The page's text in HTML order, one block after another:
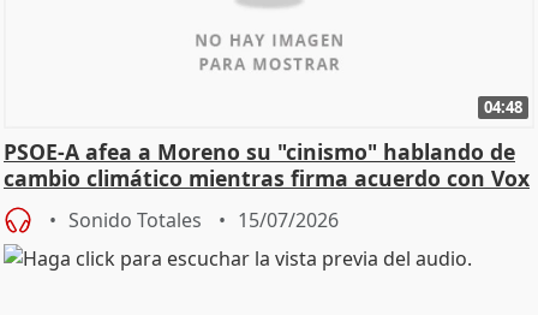
04:48
PSOE-A afea a Moreno su "cinismo" hablando de
cambio climático mientras firma acuerdo con Vox
Sonido Totales 15/07/2026